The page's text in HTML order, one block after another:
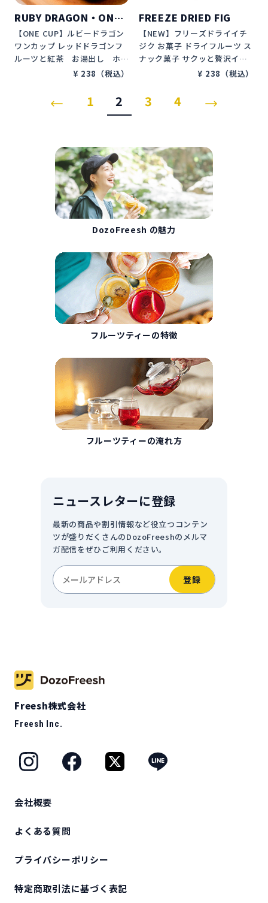
RUBY DRAGON・ONE
CUP
【ONE CUP】ルビードラゴン
ワンカップ レッドドラゴンフ
ルーツと紅茶　お湯出し　ホッ
ト 無添加　砂糖不使用　カロ
ィーバッグ　デトックスウォー
ター　インナービューティ　水
¥ 238（税込）
FREEZE DRIED FIG
【NEW】フリーズドライイチ
ジク お菓子 ドライフルーツ ス
ナック菓子 サクッと贅沢イチ
ジク 砂糖不使用 オイルフルー
ト 贈り物 DozoFreesh
¥ 238（税込）
1 2 3 4
DozoFreesh の魅力
フルーツティーの特徴
フルーツティーの淹れ方
ニュースレターに登録
最新の商品や割引情報など役立つコンテン
ツが盛りだくさんのDozoFreeshのメルマ
ガ配信をぜひご利用ください。
登録
Freesh株式会社
Freesh Inc.
会社概要
よくある質問
プライバシーポリシー
特定商取引法に基づく表記